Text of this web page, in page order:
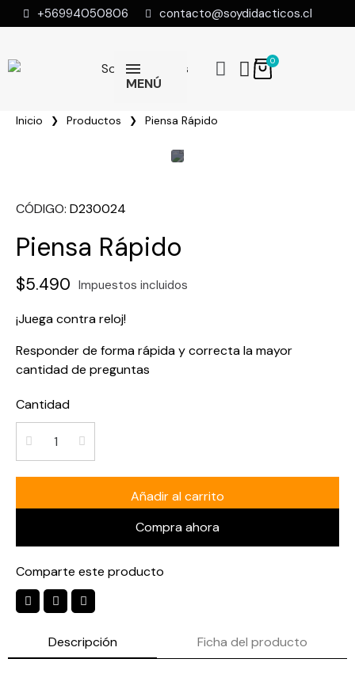
+56994050806 contacto@soydidacticos.cl
MENÚ
Inicio Productos Piensa Rápido
CÓDIGO D230024
Piensa Rápido
$5.490 Impuestos incluidos
¡Juega contra reloj!
Responder de forma rápida y correcta la mayor
cantidad de preguntas
Cantidad
Añadir al carrito
Compra ahora
Comparte este producto
Descripción Ficha del producto